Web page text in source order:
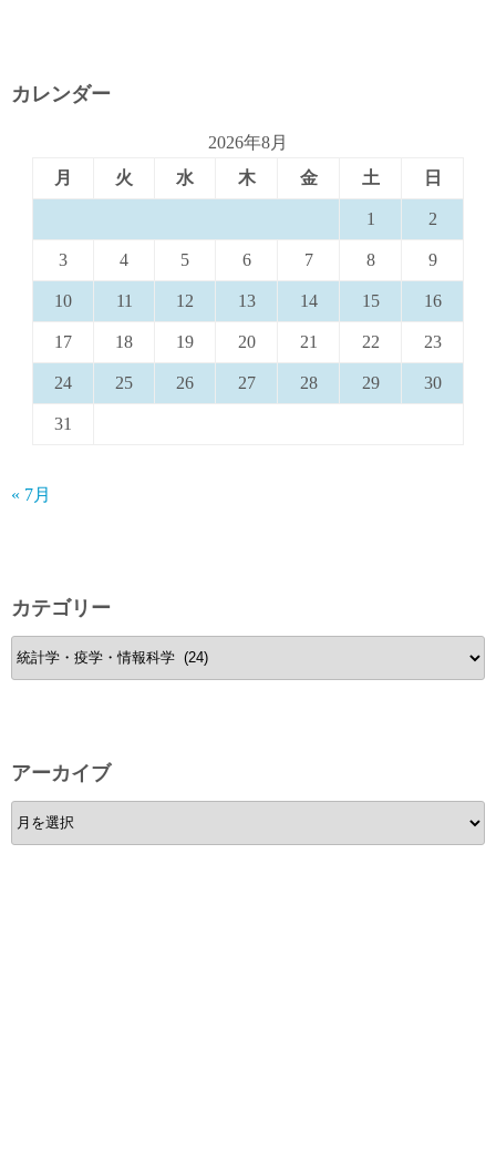
カレンダー
2026年8月
月
火 水 木 金 土 日
1 2
3 4 5 6 7 8 9
10 11 12 13 14 15 16
17 18 19 20 21 22 23
24 25 26 27 28 29 30
31
« 7月
カテゴリー
カ
テ
ー
アーカイブ
ア
ー